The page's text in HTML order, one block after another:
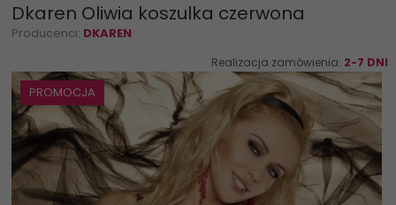
Dkaren Oliwia koszulka czerwona
Producenci: DKAREN
Realizacja zamówienia: 2-7 DNI
PROMOCJA